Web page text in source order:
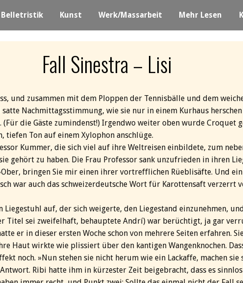
Belletristik Kunst Werk/Massarbeit Mehr Lesen
Fall Sinestra – Lisi
und zusammen mit dem Ploppen der Tennisbälle und dem
Nachmittagsstimmung, wie sie nur in einem Kurhaus
die Gäste zumindenst!) Irgendwo weiter oben wurde Croquet
Ton auf einem Xylophon anschlüge.
Kummer, die sich viel auf ihre Weltreisen einbildete, zum
gehört zu haben. Die Frau Professor sank unzufrieden in ihren
bringen Sie mir einen ihrer vortrefflichen Rüeblisäfte. Und
war auch das schweizerdeutsche Wort für Karottensaft verzerrt
Liegestuhl auf, der sich weigerte, den Liegestand einzunehmen,
Titel sei zweifelhaft, behauptete Andrí) war berüchtigt, ja gar
er in dieser ersten Woche schon von mehrere Seiten erfahren.
Haut wirkte wie plissiert über den kantigen Wangenknochen.
noch. »Nun stehen sie nicht herum wie ein Lackaffe, machen sie
Ribi hatte ihm in kürzester Zeit beigebracht, dass es sinnlos